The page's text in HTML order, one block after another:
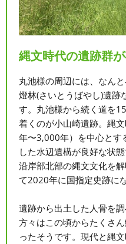
縄文時代の遺跡群が
丸池様の周辺には、なん
燈林(さいとうばやし)遺跡
す。丸池様から続く道を
着くのが小山崎遺跡。縄
年〜3,000年）を中心とす
した水辺遺構が良好な状
沿岸部北部の縄文文化を
て2020年に国指定史跡に
遺跡から出土した人骨を
方々はこの頃からたくさ
ったそうです。現代と縄